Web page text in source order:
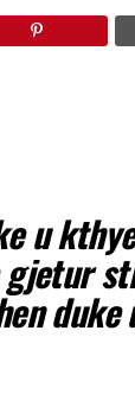
u
duke